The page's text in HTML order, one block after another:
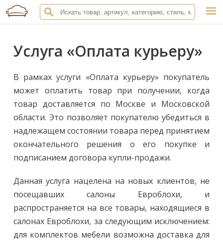
Услуга «Оплата курьеру»
В рамках услуги «Оплата курьеру» покупатель
может оплатить товар при получении, когда
товар доставляется по Москве и Московской
области. Это позволяет покупателю убедиться в
надлежащем состоянии товара перед принятием
окончательного решения о его покупке и
подписанием договора купли-продажи.
Данная услуга нацелена на новых клиентов, не
посещавших салоны Евроблохи, и
распространяется на все товары, находящиеся в
салонах Евроблохи, за следующим исключением:
для комплектов мебели возможна доставка для